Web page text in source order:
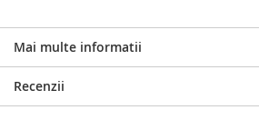
Mai multe informatii
Recenzii